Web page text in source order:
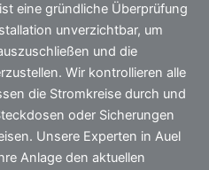
eine gründliche Überprüfung
unverzichtbar, um
und die
Wir kontrollieren alle
die Stromkreise durch und
oder Sicherungen
Unsere Experten in Auel
Anlage den aktuellen